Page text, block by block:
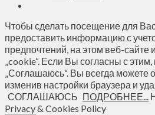
Чтобы сделать посещение для
предоставить информацию с
предпочтений, на этом веб-
„cookie“. Если Вы согласны с
„Соглашаюсь“. Вы всегда можете
изменив настройки браузера и
СОГЛАШАЮСЬ ПОДРОБНЕЕ...
Privacy & Cookies Policy